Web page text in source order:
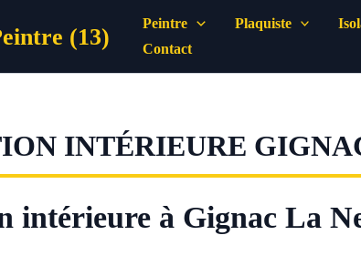
(13) Peintre Plaquiste
Contact
INTÉRIEURE
intérieure à Gignac La